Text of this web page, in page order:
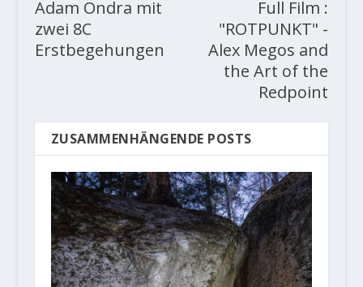
Adam Ondra mit
zwei 8C
Erstbegehungen
Full Film :
"ROTPUNKT" -
Alex Megos and
the Art of the
Redpoint
ZUSAMMENHÄNGENDE POSTS